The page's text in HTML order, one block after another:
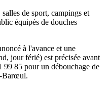
salles de sport, campings et
équipés de douches
à l'avance et une
jour férié) est précisée avant
99 85 pour un débouchage de
Barœul.